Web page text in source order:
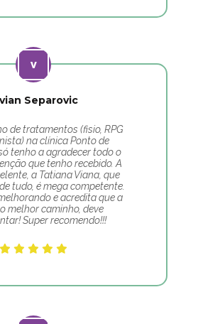
Separovic
de tratamentos (fisio, RPG
na clínica Ponto de
tenho a agradecer todo o
que tenho recebido. A
a Tatiana Viana, que
tudo, é mega competente.
e acredita que a
melhor caminho, deve
Super recomendo!!!